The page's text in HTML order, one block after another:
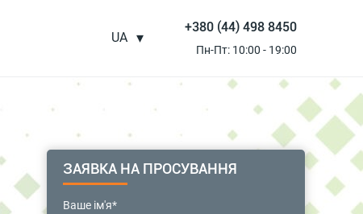
UA
+380 (44) 498 8450
Пн-Пт: 10:00 - 19:00
ЗАЯВКА НА ПРОСУВАННЯ
Ваше ім'я*